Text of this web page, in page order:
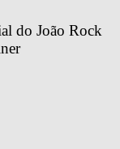
do João Rock